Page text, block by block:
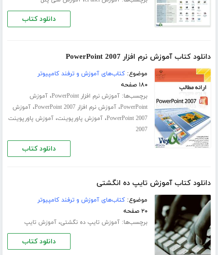
دانلود کتاب
دانلود کتاب آموزش نرم افزار PowerPoint 2007
موضوع:کتاب‌های آموزش و ترفند کامپیوتر
۱۸۰ صفحه
برچسب‌ها:آموزش نرم افزار PowerPoint ،آموزش
PowerPoint،آموزش نرم افزار PowerPoint 2007 ،آموزش
PowerPoint 2007،آموزش پاورپوینت،آموزش پاورپوینت
2007
دانلود کتاب
دانلود کتاب آموزش تایپ ده انگشتی
موضوع:کتاب‌های آموزش و ترفند کامپیوتر
۲۰ صفحه
برچسب‌ها:آموزش تایپ ده‌ نگشتی،آموزش تایپ
دانلود کتاب